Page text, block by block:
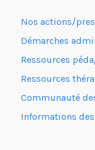
Nos actions/
Démarches
Ressources
Ressources
Communauté
Informations